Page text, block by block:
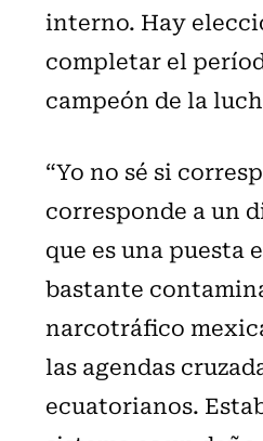
interno. Hay
completar el
campeón de la
“Yo no sé si
corresponde a un
que es una puesta
bastante
narcotráfico
las agendas
ecuatorianos.